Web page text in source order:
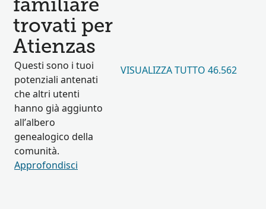
familiare
trovati per
Atienzas
Questi sono i tuoi
potenziali antenati
che altri utenti
hanno già aggiunto
all’albero
genealogico della
comunità.
Approfondisci
VISUALIZZA TUTTO 46.562